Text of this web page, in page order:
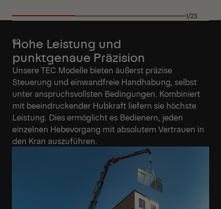
1/23
Hohe Leistung und
punktgenaue Präzision
Unsere TEC Modelle bieten äußerst präzise
Steuerung und einwandfreie Handhabung, selbst
unter anspruchsvollsten Bedingungen. Kombiniert
mit beeindruckender Hubkraft liefern sie höchste
Leistung. Dies ermöglicht es Bedienern, jeden
einzelnen Hebevorgang mit absolutem Vertrauen in
den Kran auszuführen.